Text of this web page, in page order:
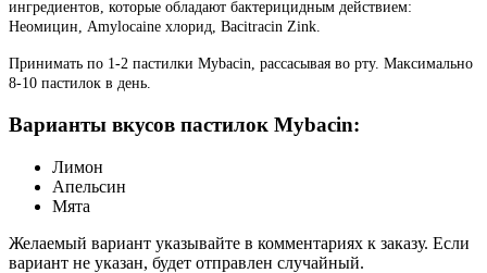
ингредиентов, которые обладают бактерицидным действием:
Неомицин, Amylocaine хлорид, Bacitracin Zink.
Принимать по 1-2 пастилки Mybacin, рассасывая во рту. Максимально
8-10 пастилок в день.
Варианты вкусов пастилок Mybacin:
Лимон
Апельсин
Мята
Желаемый вариант указывайте в комментариях к заказу. Если
вариант не указан, будет отправлен случайный.